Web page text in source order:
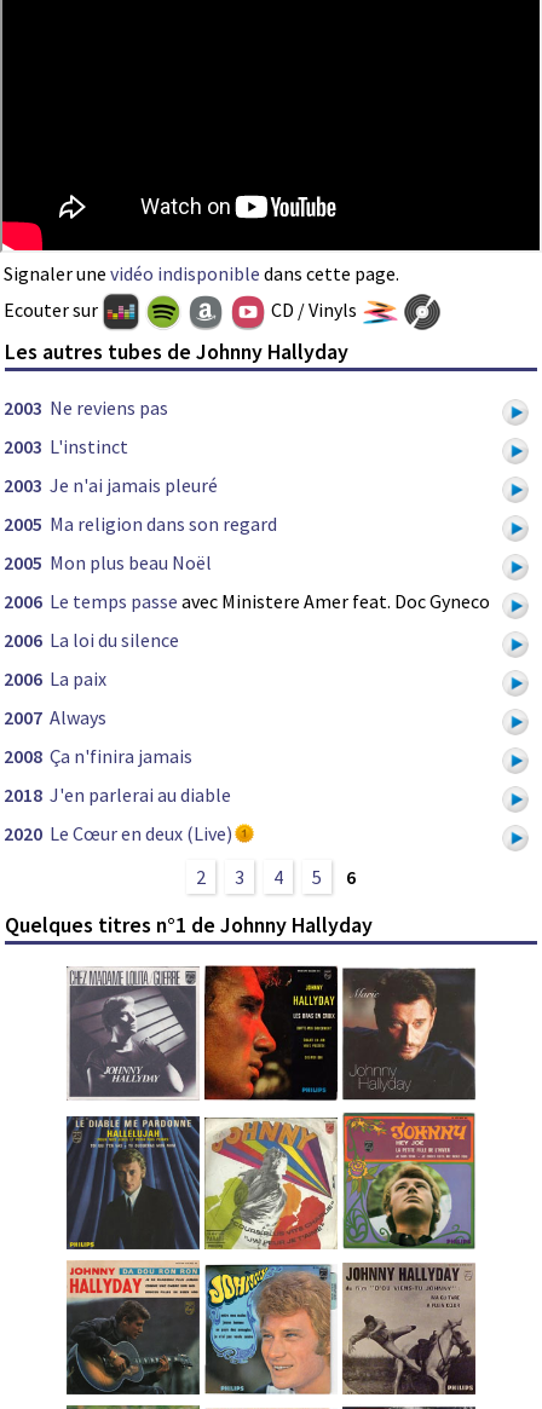
Signaler une vidéo indisponible dans cette page.
Ecouter sur
CD / Vinyls
Les autres tubes de Johnny Hallyday
2003 Ne reviens pas
2003 L'instinct
2003 Je n'ai jamais pleuré
2005 Ma religion dans son regard
2005 Mon plus beau Noël
2006 Le temps passe avec Ministere Amer feat. Doc Gyneco
2006 La loi du silence
2006 La paix
2007 Always
2008 Ça n'finira jamais
2018 J'en parlerai au diable
2020 Le Cœur en deux (Live)
2
3 4 5 6
Quelques titres n°1 de Johnny Hallyday